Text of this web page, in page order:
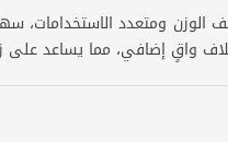
ومتعدد الاستخدامات،
واقٍ إضافي، مما يساعد